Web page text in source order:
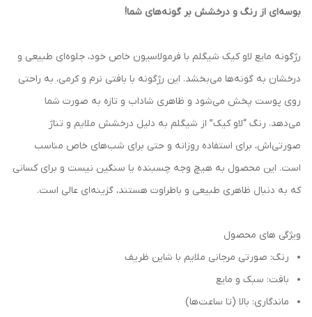
بوسه‌ای از رنگ و درخشش بر گونه‌های شما!
رژگونه مایع لاو کیک شیگلم با فرمولاسیون خاص خود، جلوه‌ای طبیعی و
درخشان به گونه‌ها می‌بخشد. این رژگونه با بافتی نرم و کرمی، به راحتی
روی پوست پخش می‌شود و ظاهری شاداب و تازه به صورت شما
می‌دهد. رنگ “لاو کیک” از شیگلم به دلیل درخشش ملایم و تناژ
صورتی‌اش، برای استفاده روزانه و حتی برای شب‌های خاص مناسب
است. این محصول به هیچ وجه چسبنده یا سنگین نیست و برای کسانی
که به دنبال ظاهری طبیعی و باطراوت هستند، گزینه‌ای عالی است.
ویژگی های محصول
رنگ: صورتی مرجانی ملایم با شاین ظریف
بافت: سبک و مایع
ماندگاری: بالا (تا ساعت‌ها)